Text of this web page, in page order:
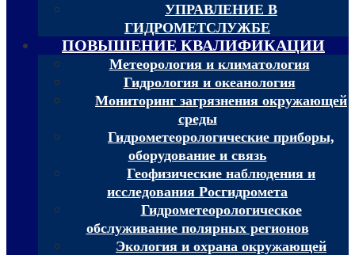
УПРАВЛЕНИЕ В
ГИДРОМЕТСЛУЖБЕ
ПОВЫШЕНИЕ КВАЛИФИКАЦИИ
Метеорология и климатология
Гидрология и океанология
Мониторинг загрязнения окружающей
среды
Гидрометеорологические приборы,
оборудование и связь
Геофизические наблюдения и
исследования Росгидромета
Гидрометеорологическое
обслуживание полярных регионов
Экология и охрана окружающей